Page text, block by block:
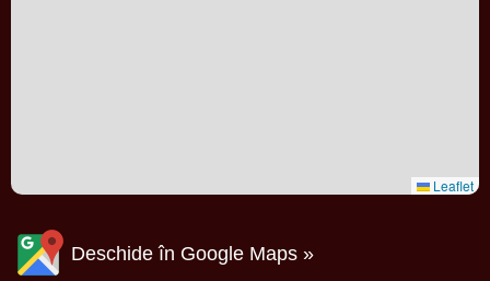
Leaflet
Deschide în Google Maps »